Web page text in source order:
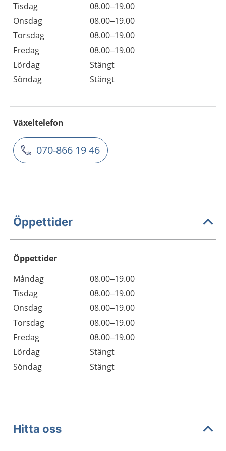
Tisdag
08.00–19.00
Onsdag
08.00–19.00
Torsdag
08.00–19.00
Fredag
08.00–19.00
Lördag
Stängt
Söndag
Stängt
Växeltelefon
070-866 19 46
Öppettider
Öppettider
Dag
Öppettider
Kommentarer
Måndag
08.00–19.00
Tisdag
08.00–19.00
Onsdag
08.00–19.00
Torsdag
08.00–19.00
Fredag
08.00–19.00
Lördag
Stängt
Söndag
Stängt
Hitta oss